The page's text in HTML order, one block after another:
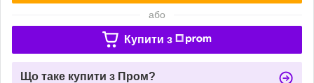
або
Купити з
Що таке купити з Пром?